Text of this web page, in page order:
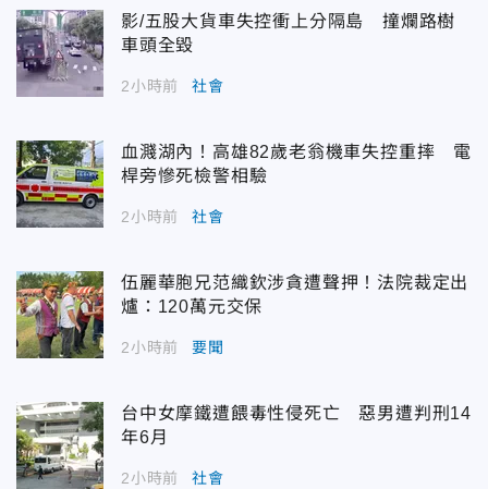
影/五股大貨車失控衝上分隔島 撞爛路樹
車頭全毀
2小時前 社會
血濺湖內！高雄82歲老翁機車失控重摔 電
桿旁慘死檢警相驗
2小時前 社會
伍麗華胞兄范織欽涉貪遭聲押！法院裁定出
爐：120萬元交保
2小時前 要聞
台中女摩鐵遭餵毒性侵死亡 惡男遭判刑14
年6月
2小時前 社會